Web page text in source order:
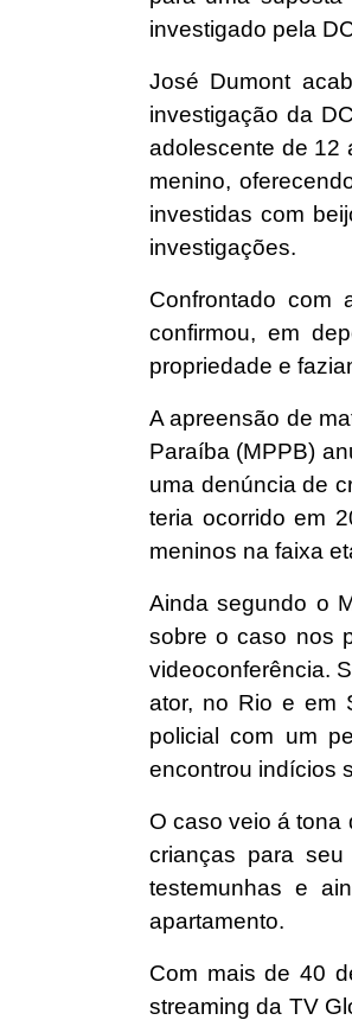
investigado pela
José Dumont
investigação da
adolescente de 12
menino,
investidas com
investigações.
Confrontado com
confirmou, em
propriedade e
A apreensão de
Paraíba (MPPB)
uma denúncia de
teria ocorrido em
meninos na faixa
Ainda segundo o
sobre o caso nos
videoconferência.
ator, no Rio e em
policial com um
encontrou indícios
O caso veio á tona
crianças para
testemunhas e
apartamento.
Com mais de 40
streaming da TV